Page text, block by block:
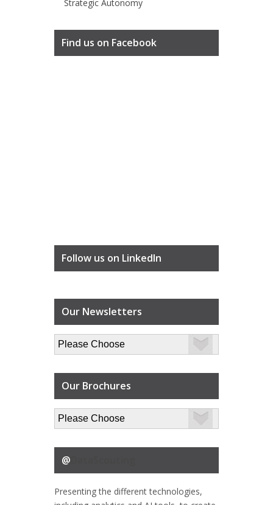
Strategic Autonomy
Find us on Facebook
Follow us on LinkedIn
Our Newsletters
Our Brochures
@
Presenting the different technologies,